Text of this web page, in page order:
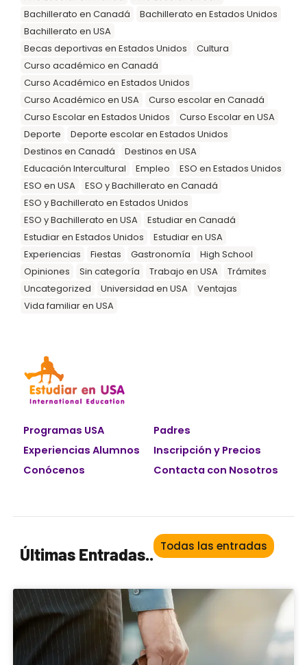
Bachillerato en Canadá
Bachillerato en Estados Unidos
Bachillerato en USA
Becas deportivas en Estados Unidos
Cultura
Curso académico en Canadá
Curso Académico en Estados Unidos
Curso Académico en USA
Curso escolar en Canadá
Curso Escolar en Estados Unidos
Curso Escolar en USA
Deporte
Deporte escolar en Estados Unidos
Destinos en Canadá
Destinos en USA
Educación Intercultural
Empleo
ESO en Estados Unidos
ESO en USA
ESO y Bachillerato en Canadá
ESO y Bachillerato en Estados Unidos
ESO y Bachillerato en USA
Estudiar en Canadá
Estudiar en Estados Unidos
Estudiar en USA
Experiencias
Fiestas Gastronomía
High School
Opiniones
Sin categoría Trabajo en USA
Trámites
Uncategorized
Universidad en USA
Ventajas
Vida familiar en USA
Programas USA
Experiencias Alumnos
Conócenos
Padres
Inscripción y Precios
Contacta con Nosotros
Últimas Entradas.. Todas las entradas